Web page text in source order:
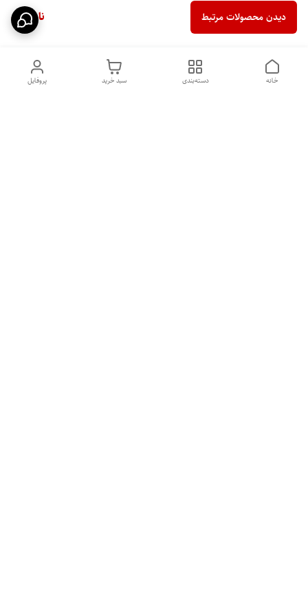
ناموجود دیدن محصولات مرتبط
پروفایل سبد خرید دسته‌بندی خانه